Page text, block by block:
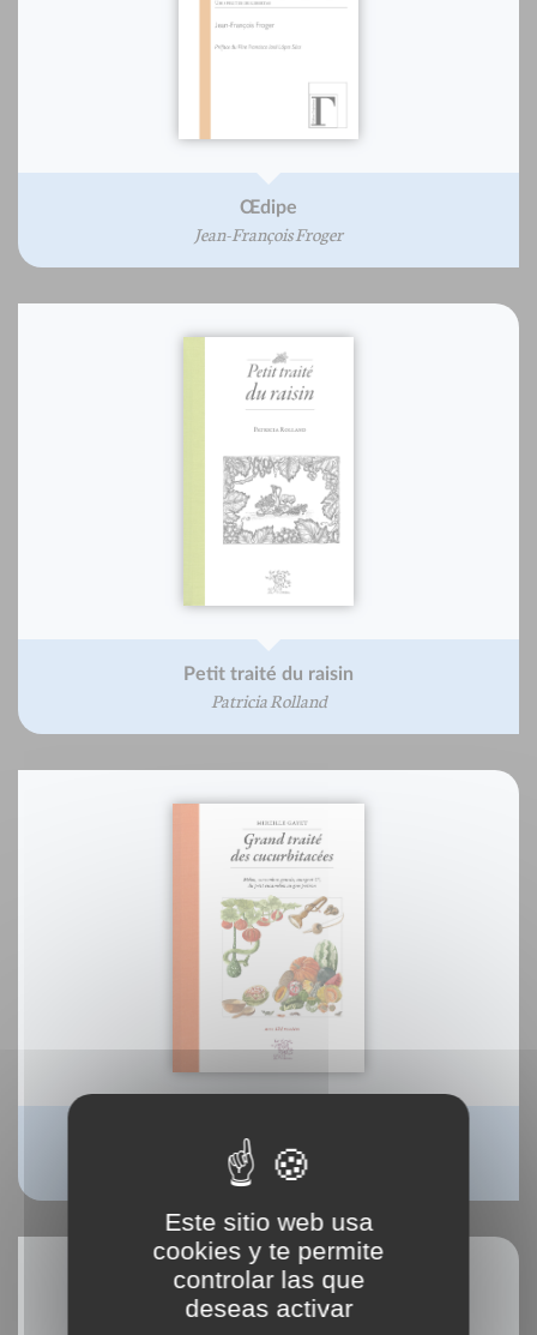
Œdipe
Jean-François Froger
Petit traité du raisin
Patricia Rolland
Grand traité des cucurbitacées
Mireille Gayet
Este sitio web usa
cookies y te permite
controlar las que
deseas activar